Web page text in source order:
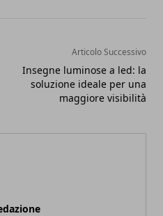
Articolo Successivo
Insegne luminose a led: la
soluzione ideale per una
maggiore visibilità